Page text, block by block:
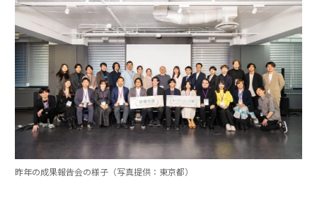
昨年の成果報告会の様子（写真提供：東京都）